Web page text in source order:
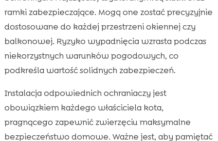
ramki zabezpieczające. Mogą one zostać precyzyjnie
dostosowane do każdej przestrzeni okiennej czy
balkonowej. Ryzyko wypadnięcia wzrasta podczas
niekorzystnych warunków pogodowych, co
podkreśla wartość solidnych zabezpieczeń.
Instalacja odpowiednich ochraniaczy jest
obowiązkiem każdego właściciela kota,
pragnącego zapewnić zwierzęciu maksymalne
bezpieczeństwo domowe. Ważne jest, aby pamiętać